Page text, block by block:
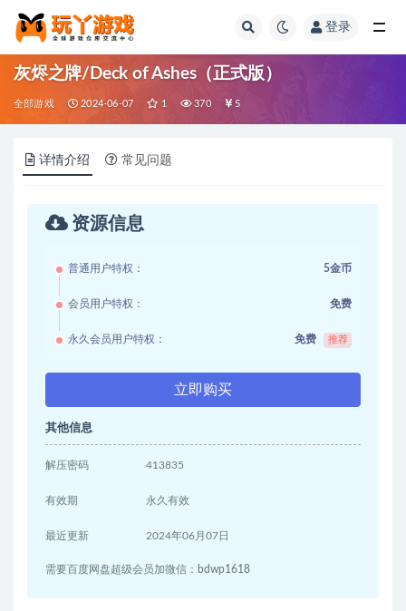
登录
灰烬之牌/Deck of Ashes（正式版）
全部游戏 2024-06-07 1 370 5
详情介绍 常见问题
资源信息
普通用户特权： 5金币
会员用户特权： 免费
永久会员用户特权： 免费 推荐
立即购买
其他信息
解压密码 413835
有效期 永久有效
最近更新 2024年06月07日
需要百度网盘超级会员加微信：bdwp1618